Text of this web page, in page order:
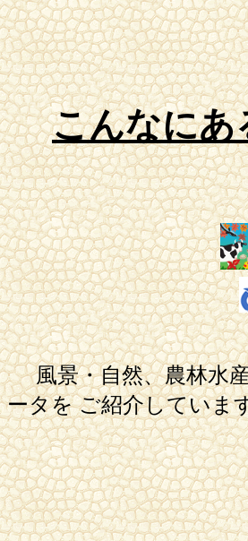
こんなにあ
風景・自然、農林水
ータを ご紹介していま